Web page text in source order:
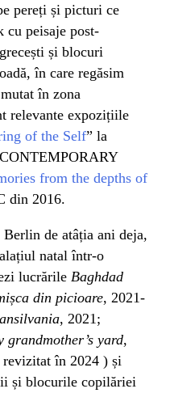
pereți și picturi ce
cu peisaje post-
și blocuri
în care regăsim
în zona
relevante expozițiile
of the Self” la
from the depths of
din 2016.
de atâția ani deja,
natal într-o
lucrările Baghdad
din picioare, 2021-
, 2021;
grandmother’s yard,
revizitat în 2024 ) și
și blocurile copilăriei